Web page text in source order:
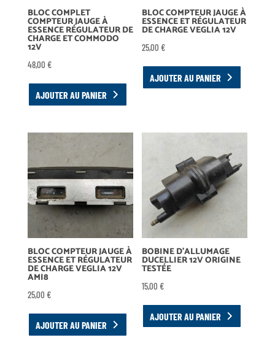
BLOC COMPLET
COMPTEUR JAUGE À
ESSENCE RÉGULATEUR DE
CHARGE ET COMMODO
12V
48,00 €
AJOUTER AU PANIER
BLOC COMPTEUR JAUGE À
ESSENCE ET RÉGULATEUR
DE CHARGE VEGLIA 12V
25,00€
AJOUTER AU PANIER
BLOC COMPTEUR JAUGE À
ESSENCE ET RÉGULATEUR
DE CHARGE VEGLIA 12V
AMI8
25,00 €
AJOUTER AU PANIER
BOBINE D’ALLUMAGE
DUCELLIER 12V ORIGINE
TESTÉE
15,00€
AJOUTER AU PANIER